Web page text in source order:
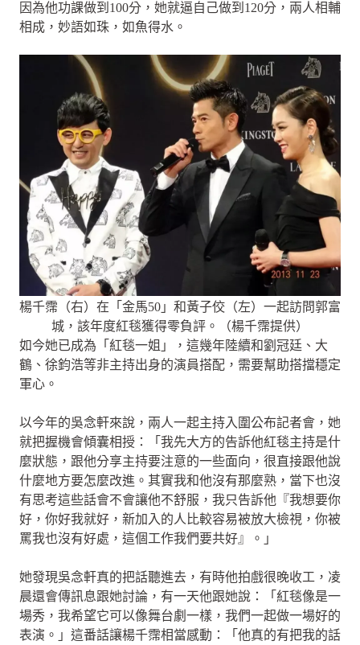
因為他功課做到100分，她就逼自己做到120分，兩人相輔
相成，妙語如珠，如魚得水。
楊千霈（右）在「金馬50」和黃子佼（左）一起訪問郭富
城，該年度紅毯獲得零負評。（楊千霈提供）
如今她已成為「紅毯一姐」，這幾年陸續和劉冠廷、大
鶴、徐鈞浩等非主持出身的演員搭配，需要幫助搭擋穩定
軍心。
以今年的吳念軒來說，兩人一起主持入圍公布記者會，她
就把握機會傾囊相授：「我先大方的告訴他紅毯主持是什
麼狀態，跟他分享主持要注意的一些面向，很直接跟他說
什麼地方要怎麼改進。其實我和他沒有那麼熟，當下也沒
有思考這些話會不會讓他不舒服，我只告訴他『我想要你
好，你好我就好，新加入的人比較容易被放大檢視，你被
罵我也沒有好處，這個工作我們要共好』。」
她發現吳念軒真的把話聽進去，有時他拍戲很晚收工，凌
晨還會傳訊息跟她討論，有一天他跟她說：「紅毯像是一
場秀，我希望它可以像舞台劇一樣，我們一起做一場好的
表演。」這番話讓楊千霈相當感動：「他真的有把我的話